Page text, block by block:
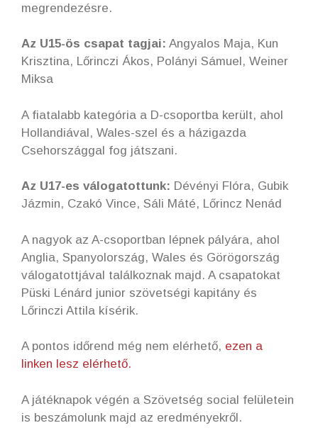
megrendezésre.
Az U15-ös csapat tagjai: Angyalos Maja, Kun
Krisztina, Lőrinczi Ákos, Polányi Sámuel, Weiner
Miksa
A fiatalabb kategória a D-csoportba került, ahol
Hollandiával, Wales-szel és a házigazda
Csehországgal fog játszani.
Az U17-es válogatottunk: Dévényi Flóra, Gubik
Jázmin, Czakó Vince, Sáli Máté, Lőrincz Nenád
A nagyok az A-csoportban lépnek pályára, ahol
Anglia, Spanyolország, Wales és Görögország
válogatottjával találkoznak majd. A csapatokat
Püski Lénárd junior szövetségi kapitány és
Lőrinczi Attila kísérik.
A pontos időrend még nem elérhető, ezen a
linken lesz elérhető.
A játéknapok végén a Szövetség social felületein
is beszámolunk majd az eredményekről.